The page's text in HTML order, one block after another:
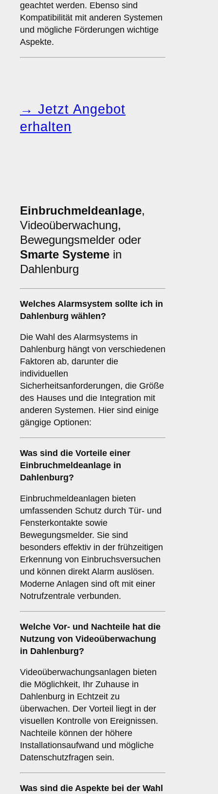
geachtet werden. Ebenso sind
Kompatibilität mit anderen Systemen
und mögliche Förderungen wichtige
Aspekte.
→ Jetzt Angebot
erhalten
Einbruchmeldeanlage,
Videoüberwachung,
Bewegungsmelder oder
Smarte Systeme in
Dahlenburg
Welches Alarmsystem sollte ich in
Dahlenburg wählen?
Die Wahl des Alarmsystems in
Dahlenburg hängt von verschiedenen
Faktoren ab, darunter die
individuellen
Sicherheitsanforderungen, die Größe
des Hauses und die Integration mit
anderen Systemen. Hier sind einige
gängige Optionen:
Was sind die Vorteile einer
Einbruchmeldeanlage in
Dahlenburg?
Einbruchmeldeanlagen bieten
umfassenden Schutz durch Tür- und
Fensterkontakte sowie
Bewegungsmelder. Sie sind
besonders effektiv in der frühzeitigen
Erkennung von Einbruchsversuchen
und können direkt Alarm auslösen.
Moderne Anlagen sind oft mit einer
Notrufzentrale verbunden.
Welche Vor- und Nachteile hat die
Nutzung von Videoüberwachung
in Dahlenburg?
Videoüberwachungsanlagen bieten
die Möglichkeit, Ihr Zuhause in
Dahlenburg in Echtzeit zu
überwachen. Der Vorteil liegt in der
visuellen Kontrolle von Ereignissen.
Nachteile können der höhere
Installationsaufwand und mögliche
Datenschutzfragen sein.
Was sind die Aspekte bei der Wahl